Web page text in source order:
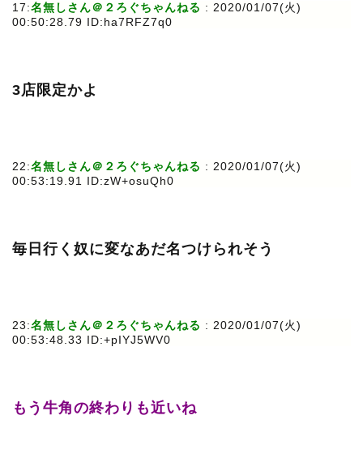
17:名無しさん＠２ろぐちゃんねる : 2020/01/07(火)
00:50:28.79 ID:ha7RFZ7q0
3店限定かよ
22:名無しさん＠２ろぐちゃんねる : 2020/01/07(火)
00:53:19.91 ID:zW+osuQh0
毎日行く奴に変なあだ名つけられそう
23:名無しさん＠２ろぐちゃんねる : 2020/01/07(火)
00:53:48.33 ID:+pIYJ5WV0
もう牛角の終わりも近いね